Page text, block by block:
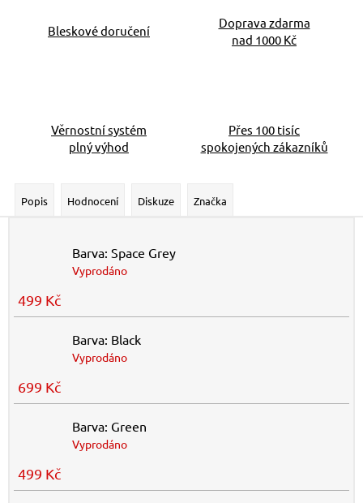
Bleskové doručení
Doprava zdarma
nad 1000 Kč
Věrnostní systém
plný výhod
Přes 100 tisíc
spokojených zákazníků
Popis Hodnocení Diskuze Značka
Barva: Space Grey
Vyprodáno
499 Kč
Barva: Black
Vyprodáno
699 Kč
Barva: Green
Vyprodáno
499 Kč